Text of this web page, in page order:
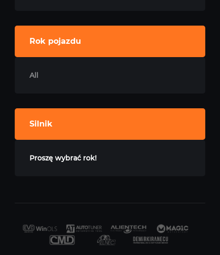
Rok pojazdu
All
Silnik
Proszę wybrać rok!